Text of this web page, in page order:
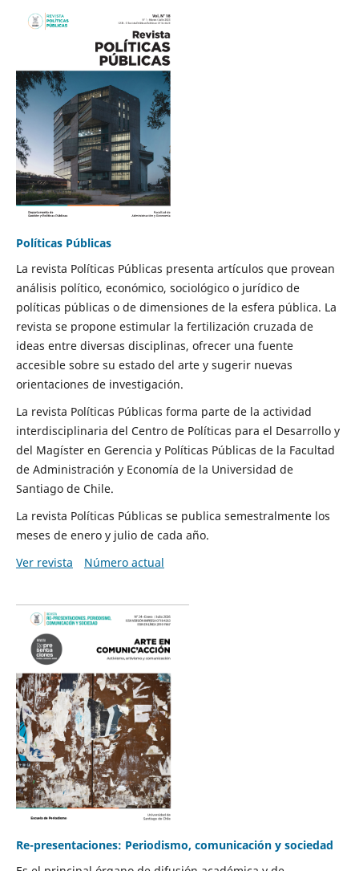
Políticas Públicas
La revista Políticas Públicas presenta artículos que provean
análisis político, económico, sociológico o jurídico de
políticas públicas o de dimensiones de la esfera pública. La
revista se propone estimular la fertilización cruzada de
ideas entre diversas disciplinas, ofrecer una fuente
accesible sobre su estado del arte y sugerir nuevas
orientaciones de investigación.
La revista Políticas Públicas forma parte de la actividad
interdisciplinaria del Centro de Políticas para el Desarrollo y
del Magíster en Gerencia y Políticas Públicas de la Facultad
de Administración y Economía de la Universidad de
Santiago de Chile.
La revista Políticas Públicas se publica semestralmente los
meses de enero y julio de cada año.
Ver revista
Número actual
Re-presentaciones: Periodismo, comunicación y sociedad